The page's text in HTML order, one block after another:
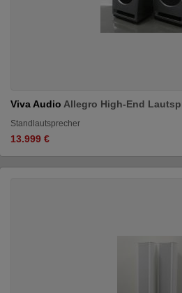
Viva Audio Allegro High-End
Standlautsprecher
13.999 €